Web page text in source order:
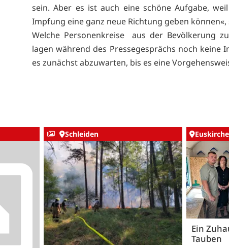
sein. Aber es ist auch eine schöne Aufgabe,
Impfung eine ganz neue Richtung geben können«,
Welche Personenkreise aus der Bevölkerung
lagen während des Pressegesprächs noch keine
es zunächst abzuwarten, bis es eine
Schleiden
Ein
Tauben